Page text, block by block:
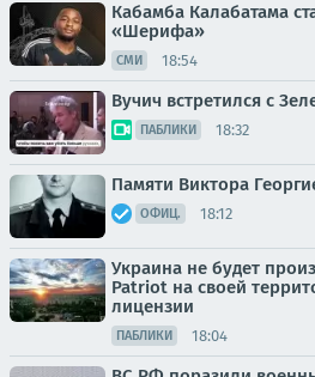
Кабамба Калабатама
«Шерифа»
СМИ 18:54
Вучич встретился с
ПАБЛИКИ 18:32
Памяти Виктора
ОФИЦ. 18:12
Украина не будет
Patriot на своей
лицензии
ПАБЛИКИ 18:04